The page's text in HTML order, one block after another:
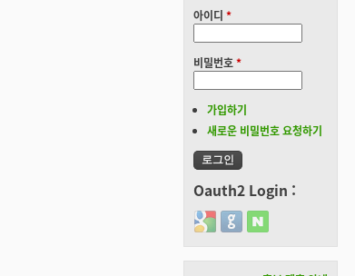
아이디 *
비밀번호*
가입하기
새로운 비밀번호 요청하기
Oauth2 Login :
Login with Google
Login with GitHub
Login with Naver